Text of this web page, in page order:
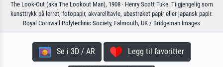
The Look-Out (aka The Lookout Man), 1908 · Henry Scott Tuke. Tilgjengelig som
kunsttrykk på lerret, fotopapir, akvarelltavle, ubestrøket papir eller japansk papir.
Royal Cornwall Polytechnic Society, Falmouth, UK / Bridgeman Images
Se i 3D / AR Legg til favoritter